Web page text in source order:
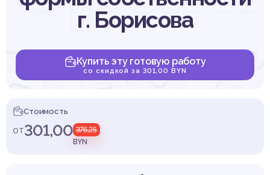
г. Борисова
Купить эту готовую работу
со скидкой за 301,00 BYN
Стоимость
от301,00 376,25
BYN